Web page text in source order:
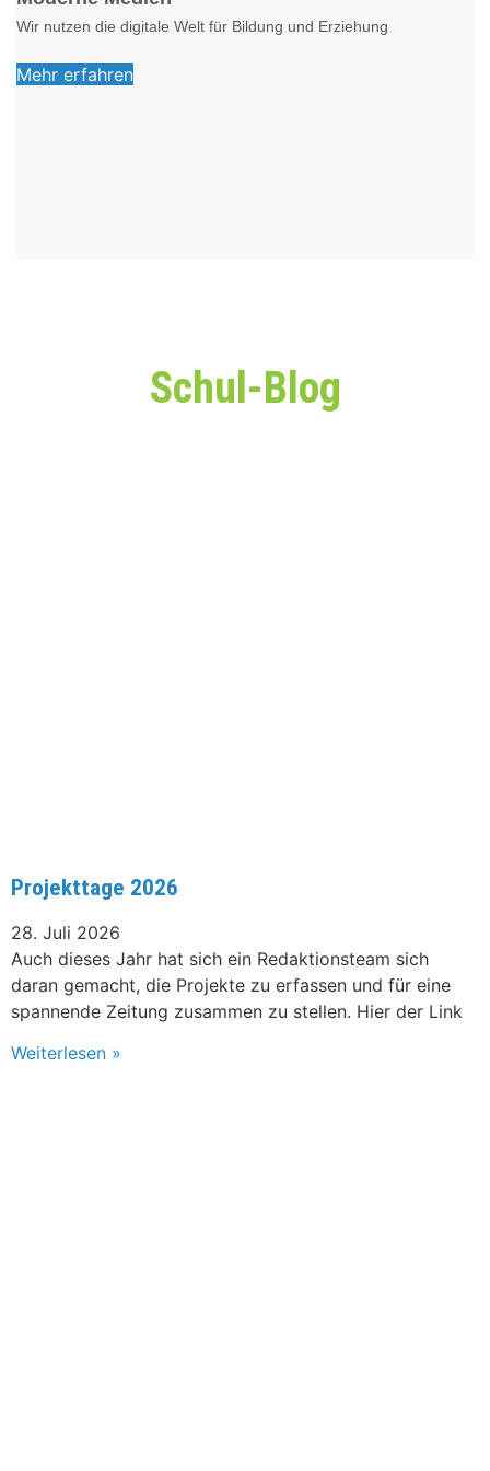
Wir nutzen die digitale Welt für Bildung und Erziehung
Mehr erfahren
Schul-Blog
Projekttage 2026
28. Juli 2026
Auch dieses Jahr hat sich ein Redaktionsteam sich
daran gemacht, die Projekte zu erfassen und für eine
spannende Zeitung zusammen zu stellen. Hier der Link
Weiterlesen »